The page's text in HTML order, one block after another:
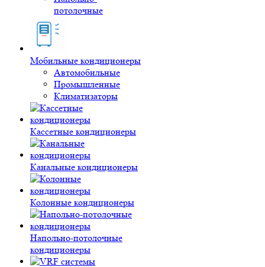
потолочные
Мобильные кондиционеры
Автомобильные
Промышленные
Климатизаторы
Кассетные кондиционеры
Канальные кондиционеры
Колонные кондиционеры
Напольно-потолочные
кондиционеры